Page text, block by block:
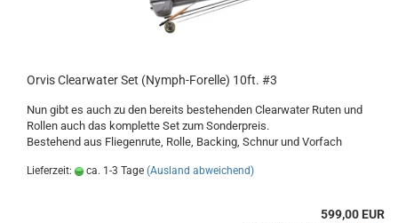
Orvis Clearwater Set (Nymph-Forelle) 10ft. #3
Nun gibt es auch zu den bereits bestehenden Clearwater Ruten und
Rollen auch das komplette Set zum Sonderpreis.
Bestehend aus Fliegenrute, Rolle, Backing, Schnur und Vorfach
Lieferzeit: ca. 1-3 Tage (Ausland abweichend)
599,00 EUR